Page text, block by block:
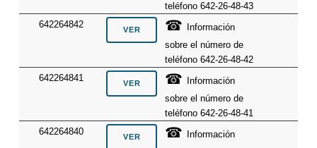
teléfono 642-26-48-43
642264842
☎
Información
sobre el número de
teléfono 642-26-48-42
642264841
☎
Información
sobre el número de
teléfono 642-26-48-41
642264840
☎
Información